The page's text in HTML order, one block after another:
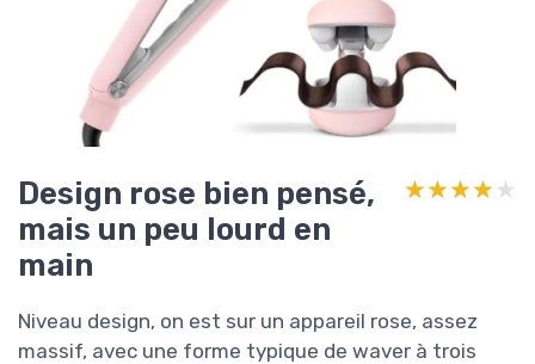
Design rose bien pensé,
mais un peu lourd en
main
★★★★★
★★★★★
Niveau design, on est sur un appareil rose, assez
massif, avec une forme typique de waver à trois